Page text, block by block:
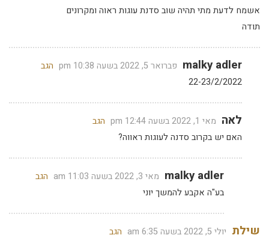
אשמח לדעת מתי תהיה שוב סדנת עוגות ראוה ומקרונים
תודה
malky adler פברואר 5, 2022 בשעה 10:38 pm
הגב
22-23/2/2022
לאה מאי 1, 2022 בשעה 12:44 pm
הגב
האם יש בקרוב סדנה לעוגות ראווה?
malky adler מאי 3, 2022 בשעה 11:03 am
הגב
בע"ה אקבע להמשך יוני
שילת יולי 5, 2022 בשעה 6:35 am
הגב